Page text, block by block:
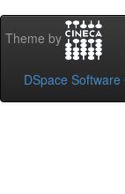
Theme by
DSpace Software